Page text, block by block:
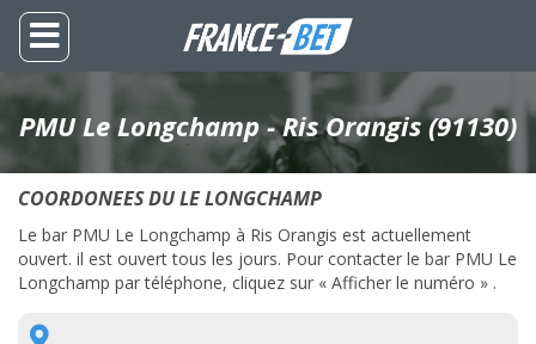
PMU Le Longchamp - Ris Orangis (91130)
COORDONEES DU LE LONGCHAMP
Le bar PMU Le Longchamp à Ris Orangis est actuellement
ouvert. il est ouvert tous les jours. Pour contacter le bar PMU Le
Longchamp par téléphone, cliquez sur « Afficher le numéro » .